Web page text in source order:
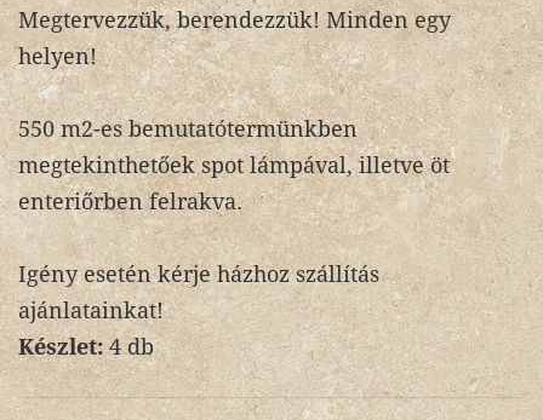
Megtervezzük, berendezzük! Minden egy
helyen!
550 m2-es bemutatótermünkben
megtekinthetőek spot lámpával, illetve öt
enteriőrben felrakva.
Igény esetén kérje házhoz szállítás
ajánlatainkat!
Készlet:4 db